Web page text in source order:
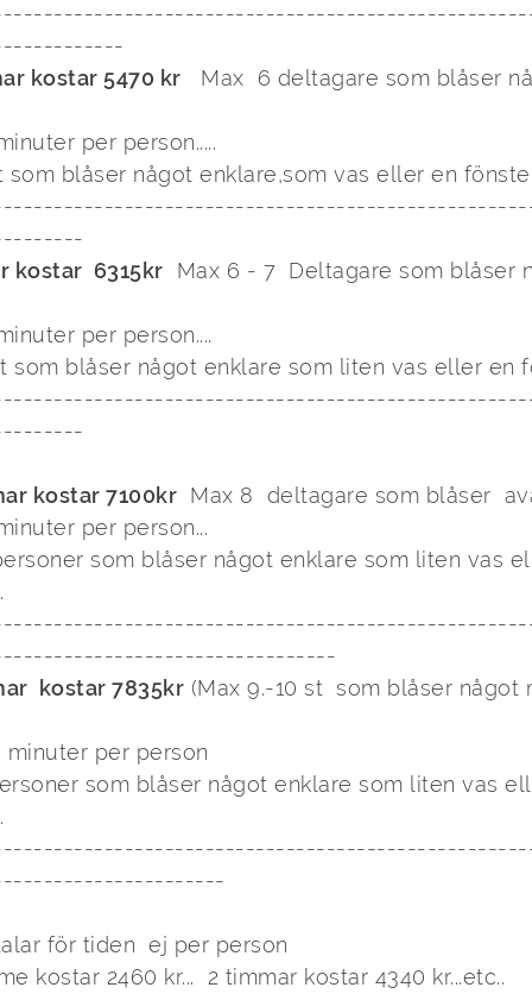
kostar 5470 kr
Max  6 deltagare som blåser
som blåser något enklare,som vas eller en
kostar  6315kr
Max 6 - 7  Deltagare som blåser
som blåser något enklare som liten vas eller en
kostar 7100kr
Max 8  deltagare som blåser
som blåser något enklare som liten vas
kostar 7835kr (Max 9.-10 st  som blåser något
som blåser något enklare som liten vas
för tiden  ej per person
kostar 2460 kr...  2 timmar kostar 4340 kr...etc..